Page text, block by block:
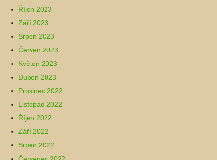
Říjen 2023
Září 2023
Srpen 2023
Červen 2023
Květen 2023
Duben 2023
Prosinec 2022
Listopad 2022
Říjen 2022
Září 2022
Srpen 2022